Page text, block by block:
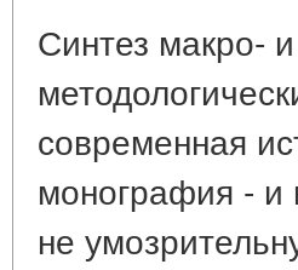
Синтез макро-
современная
монография - и
не